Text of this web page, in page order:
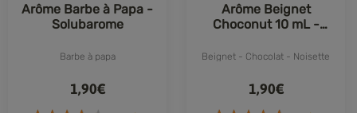
Arôme Barbe à Papa -
Solubarome
Barbe à papa
1,90€
Arôme Beignet
Choconut 10 mL -
Beignet - Chocolat - Noisette
1,90€